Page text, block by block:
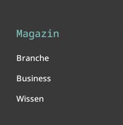
Magazin
Branche
Business
Wissen